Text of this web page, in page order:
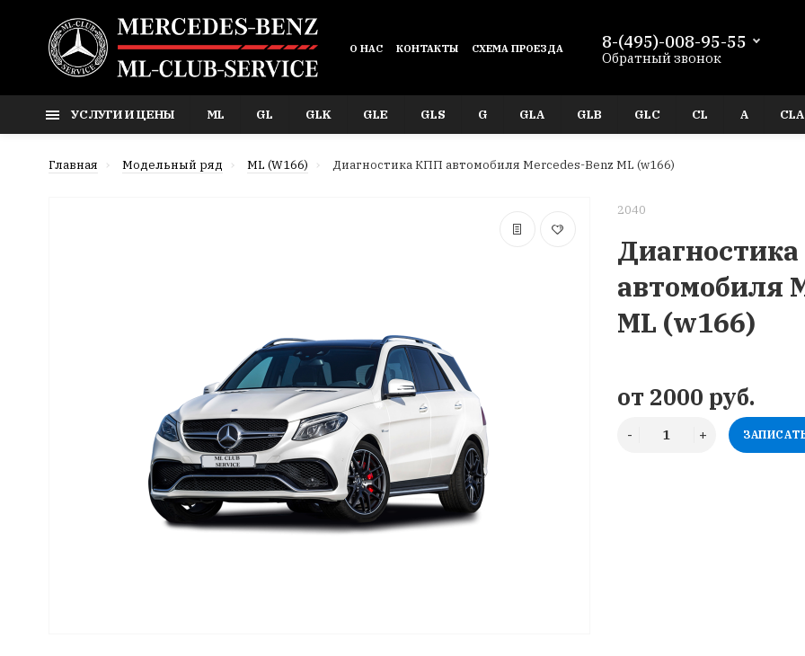
О НАС КОНТАКТЫ СХЕМА ПРОЕЗДА 8-(495)-008-95-55
Обратный звонок
УСЛУГИ И ЦЕНЫ ML GL GLK GLE GLS G GLA GLB GLC CL A CLA
Главная Модельный ряд ML (W166) Диагностика КПП автомобиля Mercedes-Benz ML (w166)
2040
автомобиля
ML (w166)
от 2000 руб.